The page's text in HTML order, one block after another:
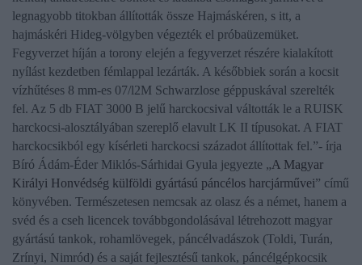
legnagyobb titokban állították össze Hajmáskéren, s itt, a
hajmáskéri Hideg-völgyben végezték el próbaüzemüket.
Fegyverzet híján a torony elején a fegyverzet részére kialakított
nyílást kezdetben fémlappal lezárták. A későbbiek során a kocsit
vízhűtéses 8 mm-es 07/l2M Schwarzlose géppuskával szerelték
fel. Az 5 db FIAT 3000 B jelű harckocsival váltották le a RUISK
harckocsi-alosztályában szereplő elavult LK II típusokat. A FIAT
harckocsikból egy kísérleti harckocsi századot állítottak fel.”- írja
Bíró Ádám-Éder Miklós-Sárhidai Gyula jegyezte „A Magyar
Királyi Honvédség külföldi gyártású páncélos harcjárművei” című
könyvében. Természetesen nemcsak az olasz és a német, hanem a
svéd és a cseh licencek továbbgondolásával létrehozott magyar
gyártású tankok, rohamlövegek, páncélvadászok (Toldi, Turán,
Zrínyi, Nimród) és a saját fejlesztésű tankok, páncélgépkocsik